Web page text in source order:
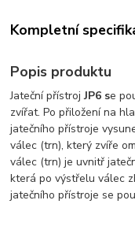
Kompletní
Popis produktu
Jateční přístroj JP6 se
zvířat. Po přiložení na
jatečního přístroje
válec (trn), který zvíře
válec (trn) je uvnitř
která po výstřelu válec
jatečního přístroje se